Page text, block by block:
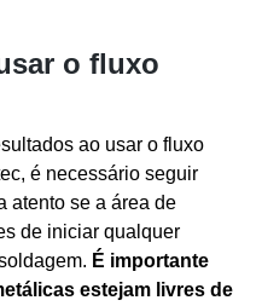
o fluxo
ao usar o fluxo
é necessário seguir
atento se a área de
de iniciar qualquer
É importante
estejam livres de